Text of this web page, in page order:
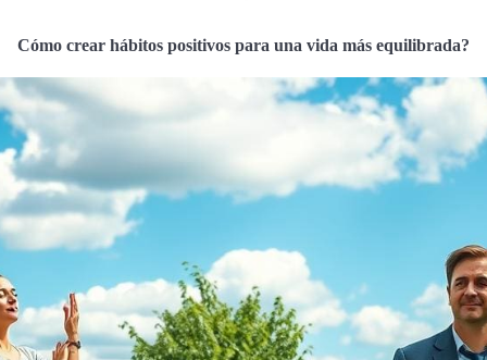
Cómo crear hábitos positivos para una vida más equilibrada?